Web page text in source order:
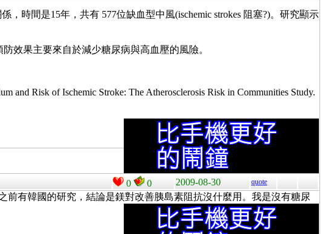
時間是15年，共有 577位缺血型中風(ischemic strokes 阻塞?)。研究顯示
效果主要來自於減少糖尿病與高血壓的風險。
and Risk of Ischemic Stroke: The Atherosclerosis Risk in Communities Study.
0 0 2009-08-30 quote
前有韓國的研究，結論是鎂對改善胰島素阻抗沒什麼用。我是沒有糖尿